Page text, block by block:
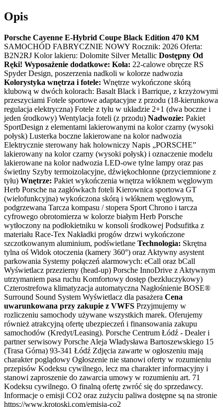
Opis
Porsche Cayenne E-Hybrid Coupe Black Edition 470 KM
SAMOCHÓD FABRYCZNIE NOWY Rocznik: 2026 Oferta:
B2N2RJ Kolor lakieru: Dolomite Silver Metallic Dostępny Od
Ręki! Wyposażenie dodatkowe: Koła: 22-calowe obręcze RS
Spyder Design, poszerzenia nadkoli w kolorze nadwozia
Kolorystyka wnętrza i fotele: Wnętrze wykończone skórą
klubową w dwóch kolorach: Basalt Black i Barrique, z krzyżowymi
przeszyciami Fotele sportowe adaptacyjne z przodu (18-kierunkowa
regulacja elektryczna) Fotele z tyłu w układzie 2+1 (dwa boczne i
jeden środkowy) Wentylacja foteli (z przodu) Nadwozie: Pakiet
SportDesign z elementami lakierowanymi na kolor czarny (wysoki
połysk) Lusterka boczne lakierowane na kolor nadwozia
Elektrycznie sterowany hak holowniczy Napis „PORSCHE”
lakierowany na kolor czarny (wysoki połysk) i oznaczenie modelu
lakierowane na kolor nadwozia LED-owe tylne lampy oraz pas
świetlny Szyby termoizolacyjne, dźwiękochłonne (przyciemnione z
tyłu) Wnętrze: Pakiet wykończenia wnętrza włóknem węglowym
Herb Porsche na zagłówkach foteli Kierownica sportowa GT
(wielofunkcyjna) wykończona skórą i włóknem węglowym,
podgrzewana Tarcza kompasu / stopera Sport Chrono i tarcza
cyfrowego obrotomierza w kolorze białym Herb Porsche
wytłoczony na podłokietniku w konsoli środkowej Podsufitka z
materiału Race-Tex Nakładki progów drzwi wykończone
szczotkowanym aluminium, podświetlane Technologia: Skrętna
tylna oś Widok otoczenia (kamery 360°) oraz Aktywny asystent
parkowania Systemy połączeń alarmowych: eCall oraz bCall
Wyświetlacz przezierny (head-up) Porsche InnoDrive z Aktywnym
utrzymaniem pasa ruchu Komfortowy dostęp (bezkluczykowy)
Czterostrefowa klimatyzacja automatyczna Nagłośnienie BOSE®
Surround Sound System Wyświetlacz dla pasażera Cena
uwarunkowana przy zakupie z VWFS Przyjmujemy w
rozliczeniu samochody używane wszystkich marek. Oferujemy
również atrakcyjną ofertę ubezpieczeń i finansowania zakupu
samochodów (Kredyt/Leasing). Porsche Centrum Łódź - Dealer i
partner serwisowy Porsche Aleja Władysława Bartoszewskiego 15
(Trasa Górna) 93-341 Łódź Zdjęcia zawarte w ogłoszeniu mają
charakter poglądowy Ogłoszenie nie stanowi oferty w rozumieniu
przepisów Kodeksu cywilnego, lecz ma charakter informacyjny i
stanowi zaproszenie do zawarcia umowy w rozumieniu art. 71
Kodeksu cywilnego. O finalną ofertę zwróć się do sprzedawcy.
Informacje o emisji CO2 oraz zużyciu paliwa dostępne są na stronie
https://www.krotoski.com/emisja-co2